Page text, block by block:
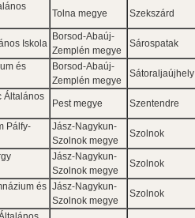
Tolna megye Szekszárd
Iskola
Borsod-Abaúj-
Zemplén megye
Sárospatak
és
Borsod-Abaúj-
Zemplén megye
Sátoraljaújhely
Általános
Pest megye Szentendre
Pálfy-
Jász-Nagykun-
Szolnok megye
Szolnok
Jász-Nagykun-
Szolnok megye
Szolnok
és Jász-Nagykun-
Szolnok megye
Szolnok